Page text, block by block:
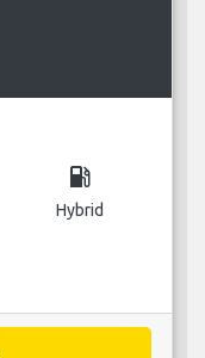
local_gas_station
Hybrid